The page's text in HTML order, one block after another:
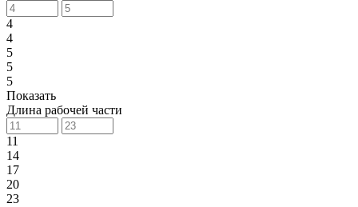
4
4
5
5
5
Показать
Длина рабочей части
11
14
17
20
23